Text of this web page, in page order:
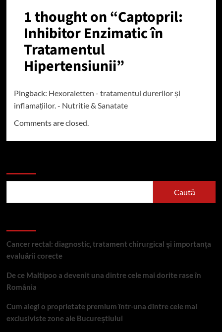
1 thought on “Captopril:
Inhibitor Enzimatic în
Tratamentul
Hipertensiunii”
Pingback: Hexoraletten - tratamentul durerilor și
inflamațiilor. - Nutritie & Sanatate
Comments are closed.
Caută
Cancer rectal: diagnostic, tratament chirurgical și importanța
evaluării corecte
De ce Maltipoo a devenit una dintre cele mai dorite rase în
România
Cum alegi o proprietate premium într-una dintre cele mai
exclusiviste zone ale Bucureștiului